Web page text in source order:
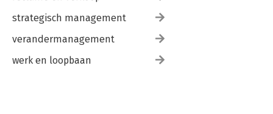
strategisch management
verandermanagement
werk en loopbaan